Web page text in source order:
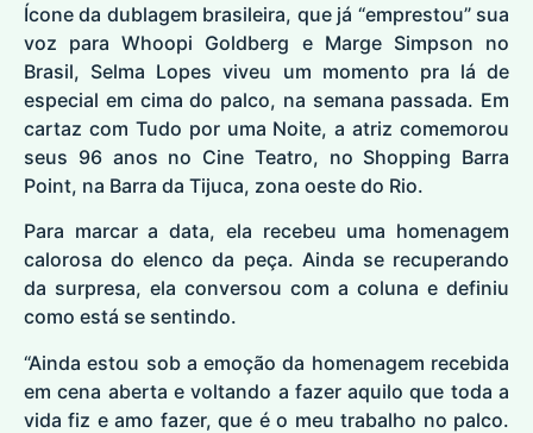
Ícone da dublagem brasileira, que já “emprestou” sua
voz para Whoopi Goldberg e Marge Simpson no
Brasil, Selma Lopes viveu um momento pra lá de
especial em cima do palco, na semana passada. Em
cartaz com Tudo por uma Noite, a atriz comemorou
seus 96 anos no Cine Teatro, no Shopping Barra
Point, na Barra da Tijuca, zona oeste do Rio.
Para marcar a data, ela recebeu uma homenagem
calorosa do elenco da peça. Ainda se recuperando
da surpresa, ela conversou com a coluna e definiu
como está se sentindo.
“Ainda estou sob a emoção da homenagem recebida
em cena aberta e voltando a fazer aquilo que toda a
vida fiz e amo fazer, que é o meu trabalho no palco.